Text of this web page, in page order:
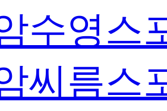
수영스
씨름스